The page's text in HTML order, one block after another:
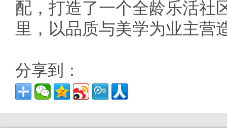
配，打造了一个全龄乐活社
里，以品质与美学为业主营
分享到：